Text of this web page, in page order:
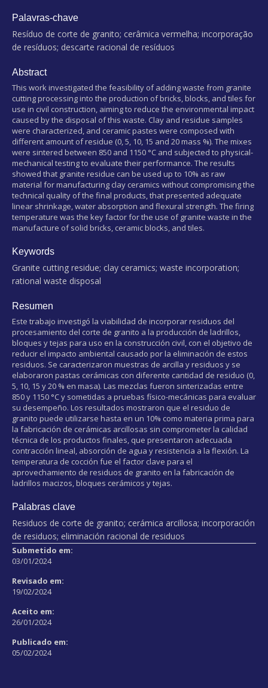
Palavras-chave
Resíduo de corte de granito; cerâmica vermelha; incorporação
de resíduos; descarte racional de resíduos
Abstract
This work investigated the feasibility of adding waste from granite
cutting processing into the production of bricks, blocks, and tiles for
use in civil construction, aiming to reduce the environmental impact
caused by the disposal of this waste. Clay and residue samples
were characterized, and ceramic pastes were composed with
different amount of residue (0, 5, 10, 15 and 20 mass %). The mixes
were sintered between 850 and 1150 °C and subjected to physical-
mechanical testing to evaluate their performance. The results
showed that granite residue can be used up to 10% as raw
material for manufacturing clay ceramics without compromising the
technical quality of the final products, that presented adequate
linear shrinkage, water absorption and flexural strength. The firing
temperature was the key factor for the use of granite waste in the
manufacture of solid bricks, ceramic blocks, and tiles.
Keywords
Granite cutting residue; clay ceramics; waste incorporation;
rational waste disposal
Resumen
Este trabajo investigó la viabilidad de incorporar residuos del
procesamiento del corte de granito a la producción de ladrillos,
bloques y tejas para uso en la construcción civil, con el objetivo de
reducir el impacto ambiental causado por la eliminación de estos
residuos. Se caracterizaron muestras de arcilla y residuos y se
elaboraron pastas cerámicas con diferente cantidad de residuo (0,
5, 10, 15 y 20 % en masa). Las mezclas fueron sinterizadas entre
850 y 1150 °C y sometidas a pruebas físico-mecánicas para evaluar
su desempeño. Los resultados mostraron que el residuo de
granito puede utilizarse hasta en un 10% como materia prima para
la fabricación de cerámicas arcillosas sin comprometer la calidad
técnica de los productos finales, que presentaron adecuada
contracción lineal, absorción de agua y resistencia a la flexión. La
temperatura de cocción fue el factor clave para el
aprovechamiento de residuos de granito en la fabricación de
ladrillos macizos, bloques cerámicos y tejas.
Palabras clave
Residuos de corte de granito; cerámica arcillosa; incorporación
de residuos; eliminación racional de residuos
Submetido em:
03/01/2024
Revisado em:
19/02/2024
Aceito em:
26/01/2024
Publicado em:
05/02/2024